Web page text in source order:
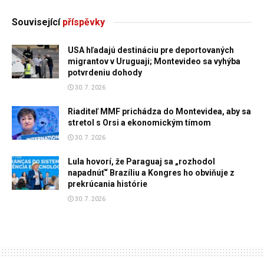
Souvisejícípříspěvky
USA hľadajú destináciu pre deportovaných
migrantov v Uruguaji; Montevideo sa vyhýba
potvrdeniu dohody
30. 7. 2026
Riaditeľ MMF prichádza do Montevidea, aby sa
stretol s Orsi a ekonomickým tímom
30. 7. 2026
Lula hovorí, že Paraguaj sa „rozhodol
napadnúť“ Brazíliu a Kongres ho obviňuje z
prekrúcania histórie
30. 7. 2026